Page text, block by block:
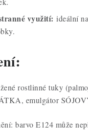
využití: ideální
rostlinné tuky
emulgátor
barvo E124 může